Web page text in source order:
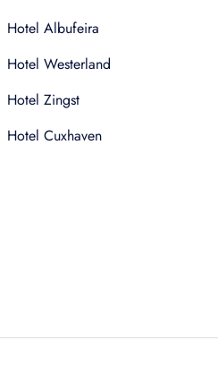
Hotel Albufeira
Hotel Westerland
Hotel Zingst
Hotel Cuxhaven